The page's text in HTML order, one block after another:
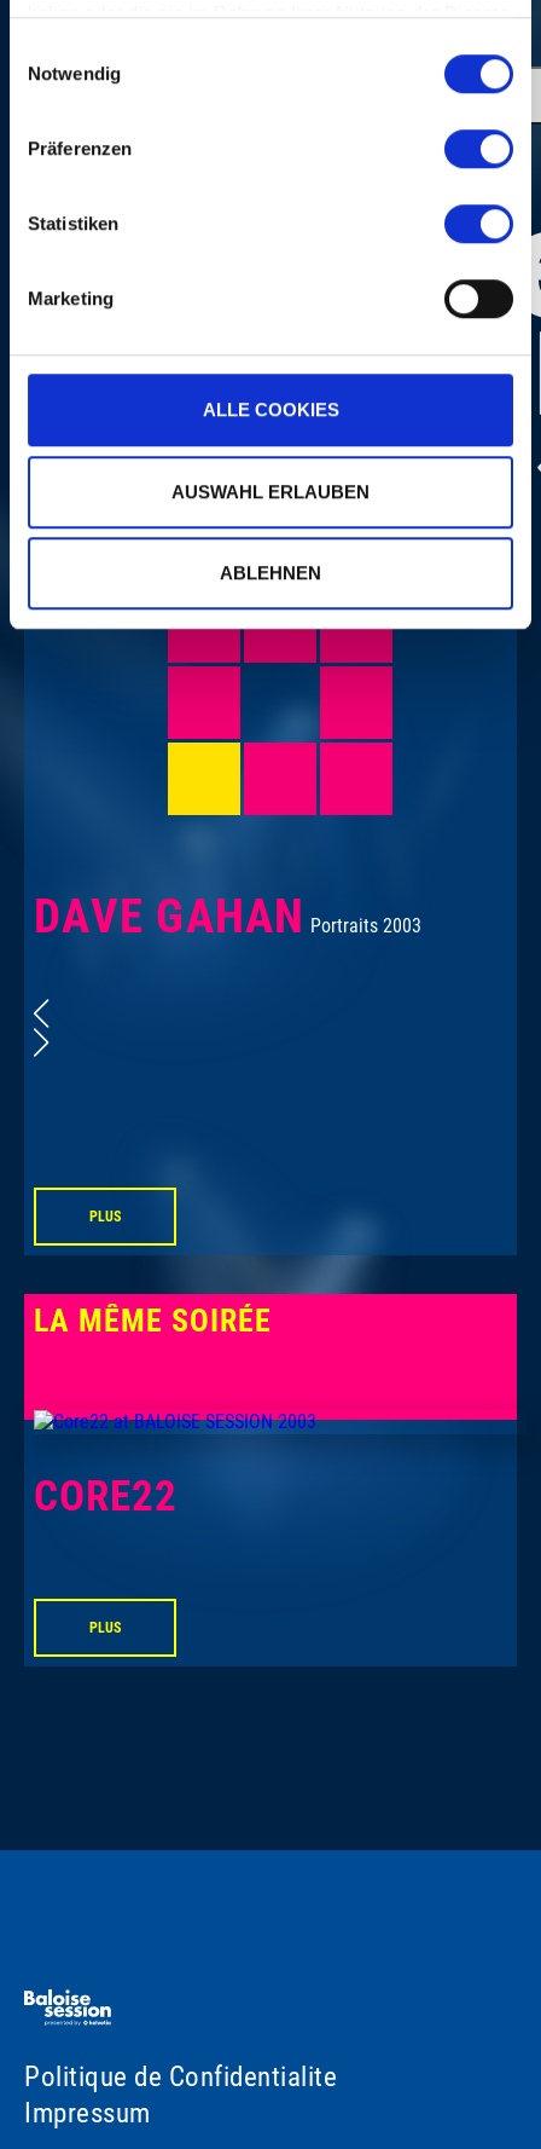
haben oder die sie im Rahmen Ihrer Nutzung der Dienste
Notwendig
Präferenzen
Statistiken
Marketing
ALLE COOKIES
AUSWAHL ERLAUBEN
ABLEHNEN
DAVE GAHAN Portraits 2003
PLUS
LA MÊME SOIRÉE
CORE22
PLUS
Politique de Confidentialite
Impressum